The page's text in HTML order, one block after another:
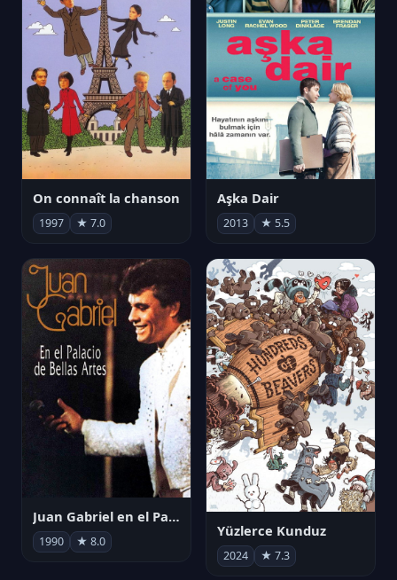
On connaît la chanson
1997 ★ 7.0
Aşka Dair
2013 ★ 5.5
Juan Gabriel en el Palacio de Bellas Artes
1990 ★ 8.0
Yüzlerce Kunduz
2024 ★ 7.3